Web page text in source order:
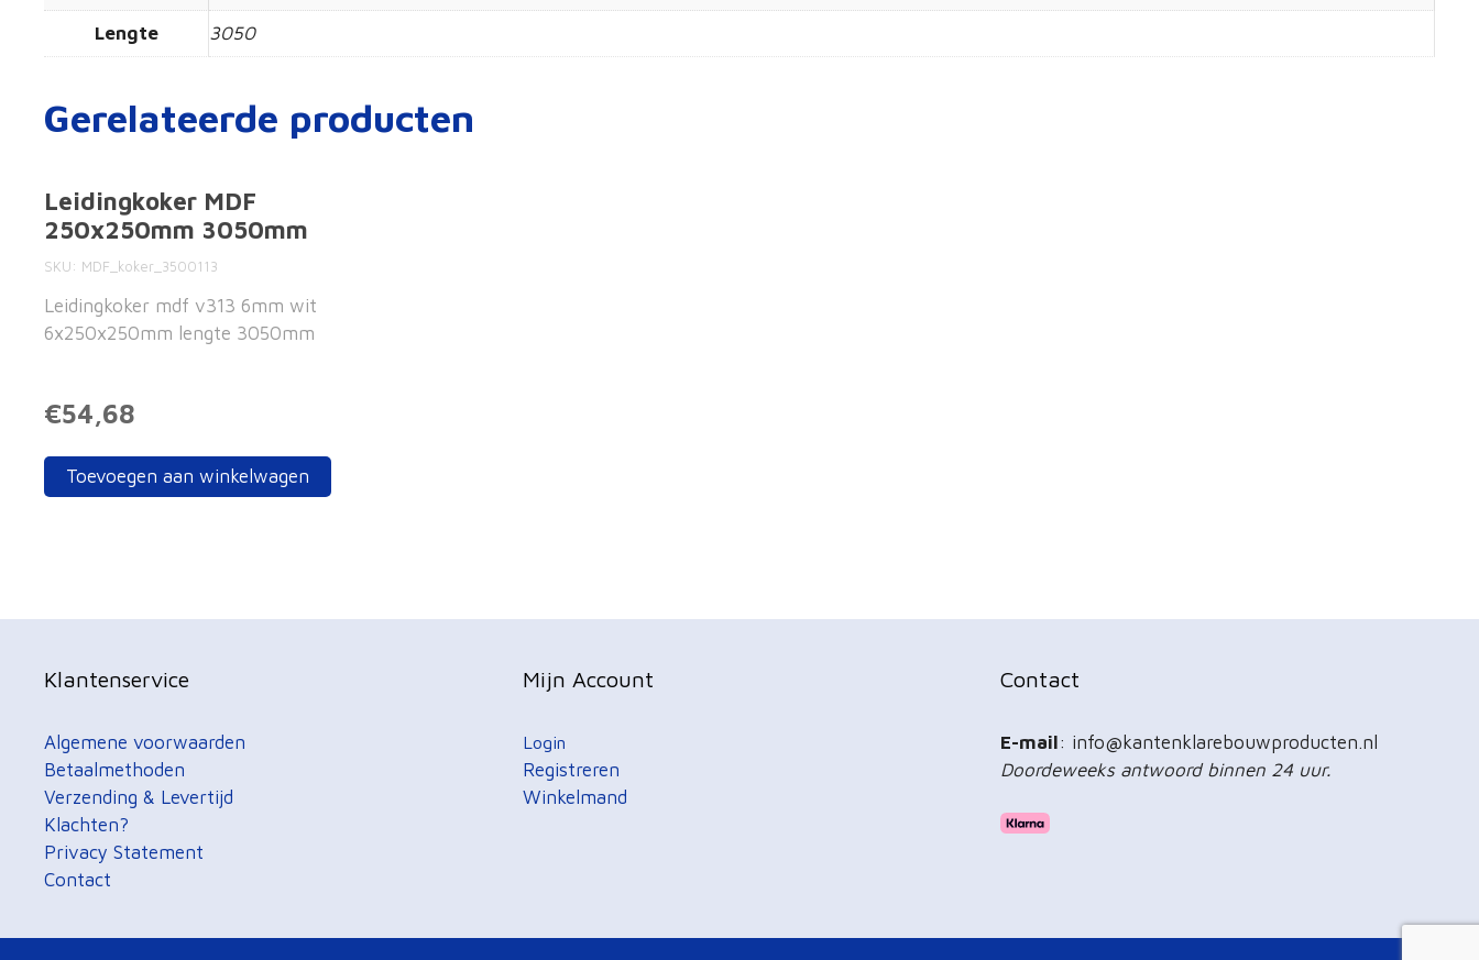
Lengte 3050
Gerelateerde producten
Leidingkoker MDF
250x250mm 3050mm
SKU MDF_koker_3500113
Leidingkoker mdf v313 6mm wit
6x250x250mm lengte 3050mm
€54,68
Toevoegen aan winkelwagen
Klantenservice
Algemene voorwaarden
Betaalmethoden
Verzending & Levertijd
Klachten?
Privacy Statement
Contact
Mijn Account
Login
Registreren
Winkelmand
Contact
E-mail: info@kantenklarebouwproducten.nl
Doordeweeks antwoord binnen 24 uur.